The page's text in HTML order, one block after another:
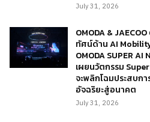
July 31, 2026
OMODA &
ทัศน์ด้าน AI
OMODA SUPER AI
เผยนวัตกรรม
จะพลิกโฉมประสบก
อัจฉริยะสู่อนาคต
July 31, 2026